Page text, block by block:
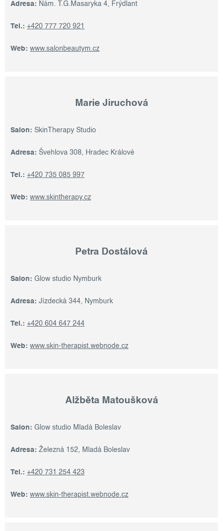
Adresa: Nám. T.G.Masaryka 4, Frýdlant
Tel.: +420 777 720 921
Web: www.salonbeautym.cz
Marie Jiruchová
Salon: SkinTherapy Studio
Adresa: Švehlova 308, Hradec Králové
Tel.: +420 735 085 997
Web: www.skintherapy.cz
Petra Dostálová
Salon: Glow studio Nymburk
Adresa: Jízdecká 344, Nymburk
Tel.: +420 604 647 244
Web: www.skin-therapist.webnode.cz
Alžběta Matoušková
Salon: Glow studio Mladá Boleslav
Adresa: Železná 152, Mladá Boleslav
Tel.: +420 731 254 423
Web: www.skin-therapist.webnode.cz